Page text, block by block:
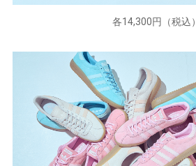
各14,300円（税込）